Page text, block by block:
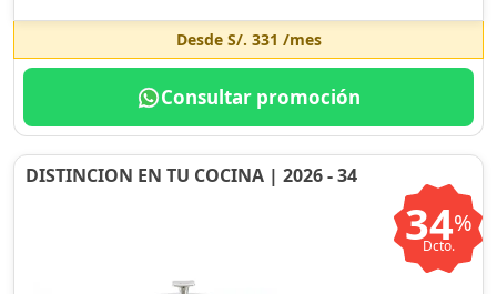
Desde S/. 331 /mes
Consultar promoción
DISTINCION EN TU COCINA | 2026 - 34
34%
Dcto.